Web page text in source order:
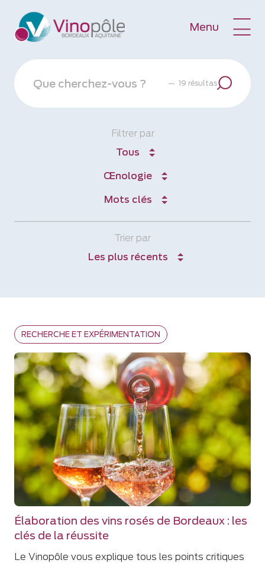
Menu
— 19 résultas
Filtrer par
Tous
Œnologie
Mots clés
Trier par
Les plus récents
Élaboration des vins rosés de Bordeaux : les
clés de la réussite
RECHERCHE ET EXPÉRIMENTATION
Le Vinopôle vous explique tous les points critiques